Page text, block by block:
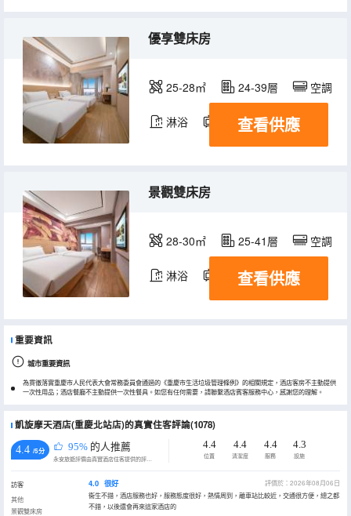
優享雙床房
25-28㎡ 24-39層 空調
淋浴 電視機
查看供應
景觀雙床房
28-30㎡ 25-41層 空調
淋浴 電視機
查看供應
重要資訊
城市重要資訊
為貫徹落實重慶市人民代表大會常務委員會通過的《重慶市生活垃圾管理條例》的相關規定，酒店客房不主動提供
一次性用品；酒店餐廳不主動提供一次性餐具。如您有任何需要，請聯繫酒店賓客服務中心，感謝您的理解。
凱旋摩天酒店(重慶北站店)的真實住客評論(1078)
4.4 /5分 95% 的人推薦
永安旅遊評價由真實酒店住客提供的評價。
4.4
位置
4.4
清潔度
4.4
服務
4.3
設施
訪客
其他
景觀雙床房
4.0 很好
評價於：2026年08月06日
衞生不錯，酒店服務也好，服務態度很好，熱情周到，離車站比較近，交通很方便，總之都
不錯，以後還會再來這家酒店的